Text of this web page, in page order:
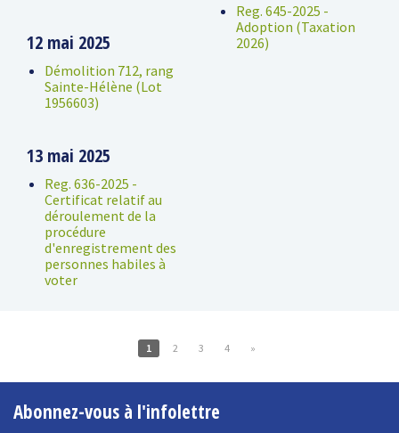
12 mai 2025
Démolition 712, rang
Sainte-Hélène (Lot
1956603)
13 mai 2025
Reg. 636-2025 -
Certificat relatif au
déroulement de la
procédure
d'enregistrement des
personnes habiles à
voter
Reg. 645-2025 -
Adoption (Taxation
2026)
1 2 3 4 »
Abonnez-vous à l'infolettre